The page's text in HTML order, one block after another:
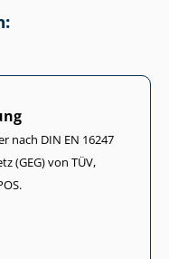
nach DIN EN 16247
(GEG) von TÜV,